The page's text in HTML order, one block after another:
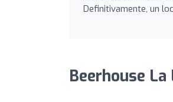
Definitivamente, un
Beerhouse